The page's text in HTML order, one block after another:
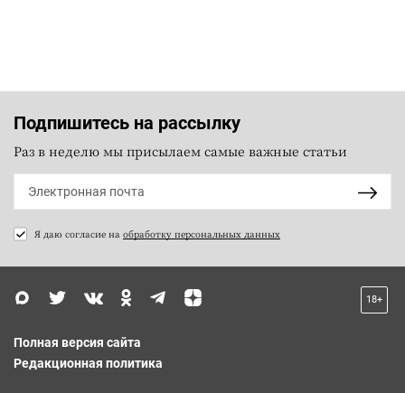
Подпишитесь на рассылку
Раз в неделю мы присылаем самые важные статьи
Я даю согласие на обработку персональных данных
18+
Полная версия сайта
Редакционная политика